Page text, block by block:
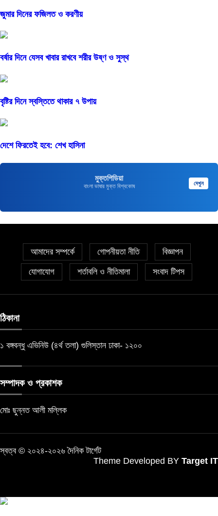
জুমার দিনের ফজিলত ও করণীয়
বর্ষার দিনে যেসব খাবার রাখবে শরীর উষ্ণ ও সুস্থ
বৃষ্টির দিনে স্বস্তিতে থাকার ৭ উপায়
দেশে ফিরতেই হবে: শেখ হাসিনা
মুক্তপিডিয়া
বাংলা ভাষার মুক্ত বিশ্বকোষ দেখুন
আমাদের সম্পর্কে গোপনীয়তা নীতি বিজ্ঞাপন
যোগাযোগ শর্তাবলি ও নীতিমালা সংবাদ টিপস
ঠিকানা
১ বঙ্গবন্ধু এভিনিউ (৪র্থ তলা) গুলিস্তান ঢাকা- ১২০০
সম্পাদক ও প্রকাশক
মোঃ ছুন্নত আলী মল্লিক
স্বত্ব © ২০২৪-২০২৬ দৈনিক টার্গেট
Theme Developed BY Target IT